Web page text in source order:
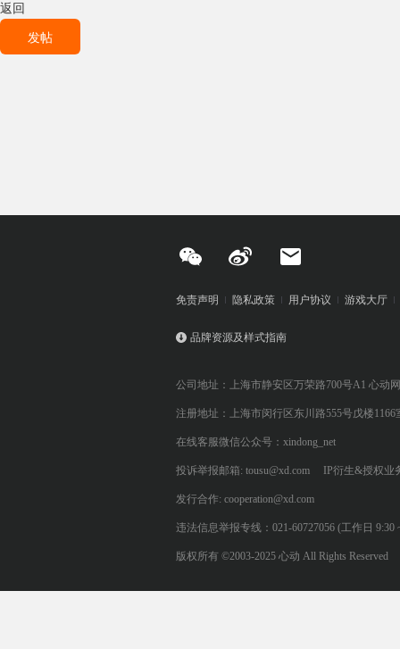
返回
发帖
免责声明 隐私政策 用户协议 游戏大厅
品牌资源及样式指南
公司地址：上海市静安区万荣路700号A1 心动
注册地址：上海市闵行区东川路555号戊楼1166
在线客服微信公众号：xindong_net
投诉举报邮箱: tousu@xd.com IP衍生&授权业
发行合作: cooperation@xd.com
违法信息举报专线：021-60727056 (工作日 9:30
版权所有 ©2003-2025 心动 All Rights Reserved